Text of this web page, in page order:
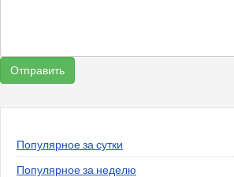
Популярное за сутки
Популярное за неделю